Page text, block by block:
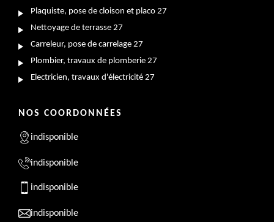
Plaquiste, pose de cloison et placo 27
Nettoyage de terrasse 27
Carreleur, pose de carrelage 27
Plombier, travaux de plomberie 27
Electricien, travaux d'électricité 27
NOS COORDONNÉES
indisponible
indisponible
indisponible
indisponible